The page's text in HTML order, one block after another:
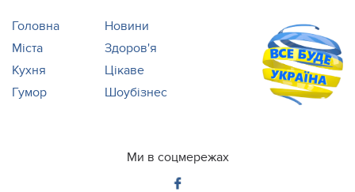
Головна
Новини
Міста
Здоров'я
Кухня
Цікаве
Гумор
Шоубізнес
Ми в соцмережах